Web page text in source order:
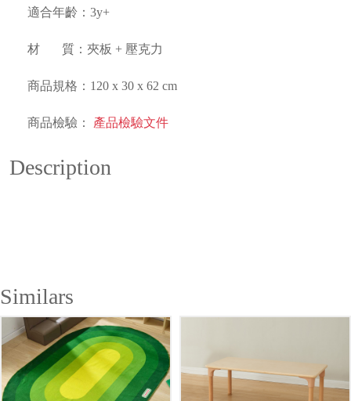
適合年齡：3y+
材 質：夾板 + 壓克力
商品規格：120 x 30 x 62 cm
商品檢驗： 產品檢驗文件
Description
Similars